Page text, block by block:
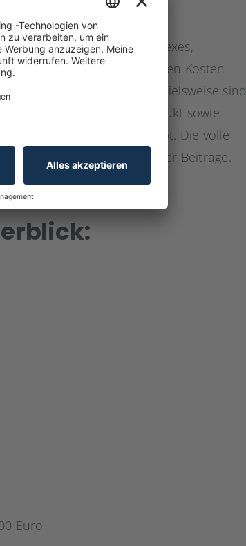
118,75 Euro monatlich)
beliebt, da sie als komplexes,
wird. Durch die hohen Kosten
Lebensalter erreicht. Beispielsweise sind
vom gewählten Produkt sowie
Auszahlungsphase verstirbt. Die volle
laufende Anpassung der Beiträge.
Euro